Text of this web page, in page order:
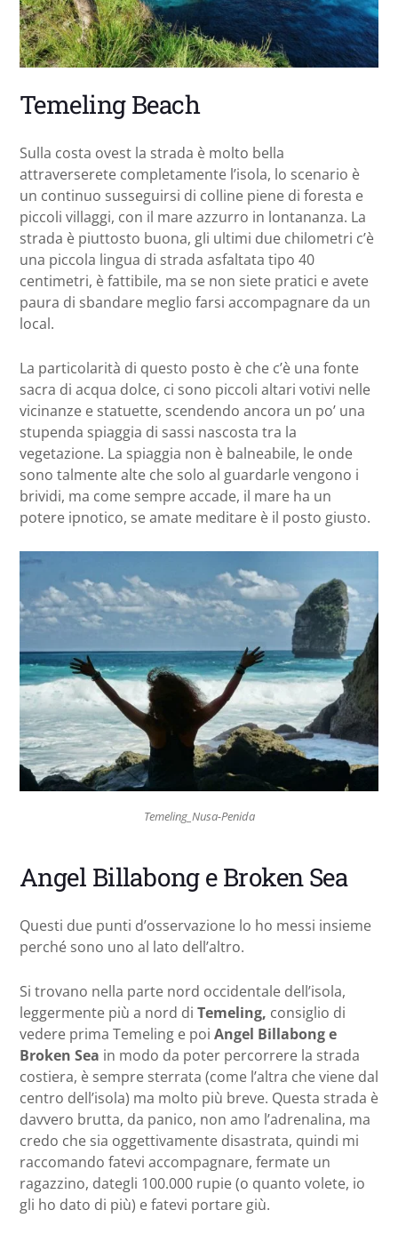
Temeling Beach
Sulla costa ovest la strada è molto bella
attraverserete completamente l’isola, lo scenario è
un continuo susseguirsi di colline piene di foresta e
piccoli villaggi, con il mare azzurro in lontananza. La
strada è piuttosto buona, gli ultimi due chilometri c’è
una piccola lingua di strada asfaltata tipo 40
centimetri, è fattibile, ma se non siete pratici e avete
paura di sbandare meglio farsi accompagnare da un
local.
La particolarità di questo posto è che c’è una fonte
sacra di acqua dolce, ci sono piccoli altari votivi nelle
vicinanze e statuette, scendendo ancora un po’ una
stupenda spiaggia di sassi nascosta tra la
vegetazione. La spiaggia non è balneabile, le onde
sono talmente alte che solo al guardarle vengono i
brividi, ma come sempre accade, il mare ha un
potere ipnotico, se amate meditare è il posto giusto.
Temeling_Nusa-Penida
Angel Billabong e Broken Sea
Questi due punti d’osservazione lo ho messi insieme
perché sono uno al lato dell’altro.
Si trovano nella parte nord occidentale dell’isola,
leggermente più a nord di Temeling, consiglio di
vedere prima Temeling e poi Angel Billabong e
Broken Sea in modo da poter percorrere la strada
costiera, è sempre sterrata (come l’altra che viene dal
centro dell’isola) ma molto più breve. Questa strada è
davvero brutta, da panico, non amo l’adrenalina, ma
credo che sia oggettivamente disastrata, quindi mi
raccomando fatevi accompagnare, fermate un
ragazzino, dategli 100.000 rupie (o quanto volete, io
gli ho dato di più) e fatevi portare giù.